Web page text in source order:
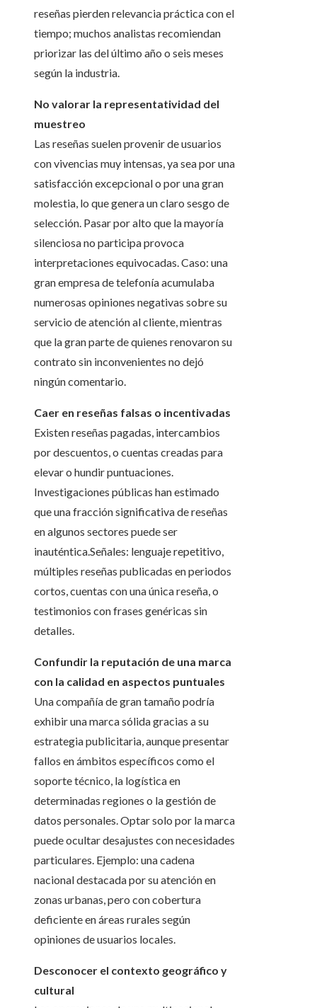
reseñas pierden relevancia práctica con el
tiempo; muchos analistas recomiendan
priorizar las del último año o seis meses
según la industria.
No valorar la representatividad del
muestreo
Las reseñas suelen provenir de usuarios
con vivencias muy intensas, ya sea por una
satisfacción excepcional o por una gran
molestia, lo que genera un claro sesgo de
selección. Pasar por alto que la mayoría
silenciosa no participa provoca
interpretaciones equivocadas. Caso: una
gran empresa de telefonía acumulaba
numerosas opiniones negativas sobre su
servicio de atención al cliente, mientras
que la gran parte de quienes renovaron su
contrato sin inconvenientes no dejó
ningún comentario.
Caer en reseñas falsas o incentivadas
Existen reseñas pagadas, intercambios
por descuentos, o cuentas creadas para
elevar o hundir puntuaciones.
Investigaciones públicas han estimado
que una fracción significativa de reseñas
en algunos sectores puede ser
inauténtica.Señales: lenguaje repetitivo,
múltiples reseñas publicadas en periodos
cortos, cuentas con una única reseña, o
testimonios con frases genéricas sin
detalles.
Confundir la reputación de una marca
con la calidad en aspectos puntuales
Una compañía de gran tamaño podría
exhibir una marca sólida gracias a su
estrategia publicitaria, aunque presentar
fallos en ámbitos específicos como el
soporte técnico, la logística en
determinadas regiones o la gestión de
datos personales. Optar solo por la marca
puede ocultar desajustes con necesidades
particulares. Ejemplo: una cadena
nacional destacada por su atención en
zonas urbanas, pero con cobertura
deficiente en áreas rurales según
opiniones de usuarios locales.
Desconocer el contexto geográfico y
cultural